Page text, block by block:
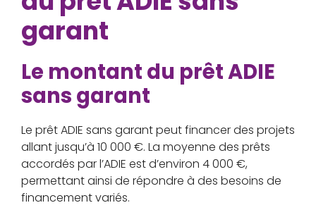
garant
Le montant du prêt ADIE
sans garant
Le prêt ADIE sans garant peut financer des projets
allant jusqu’à 10 000 €. La moyenne des prêts
accordés par l’ADIE est d’environ 4 000 €,
permettant ainsi de répondre à des besoins de
financement variés.